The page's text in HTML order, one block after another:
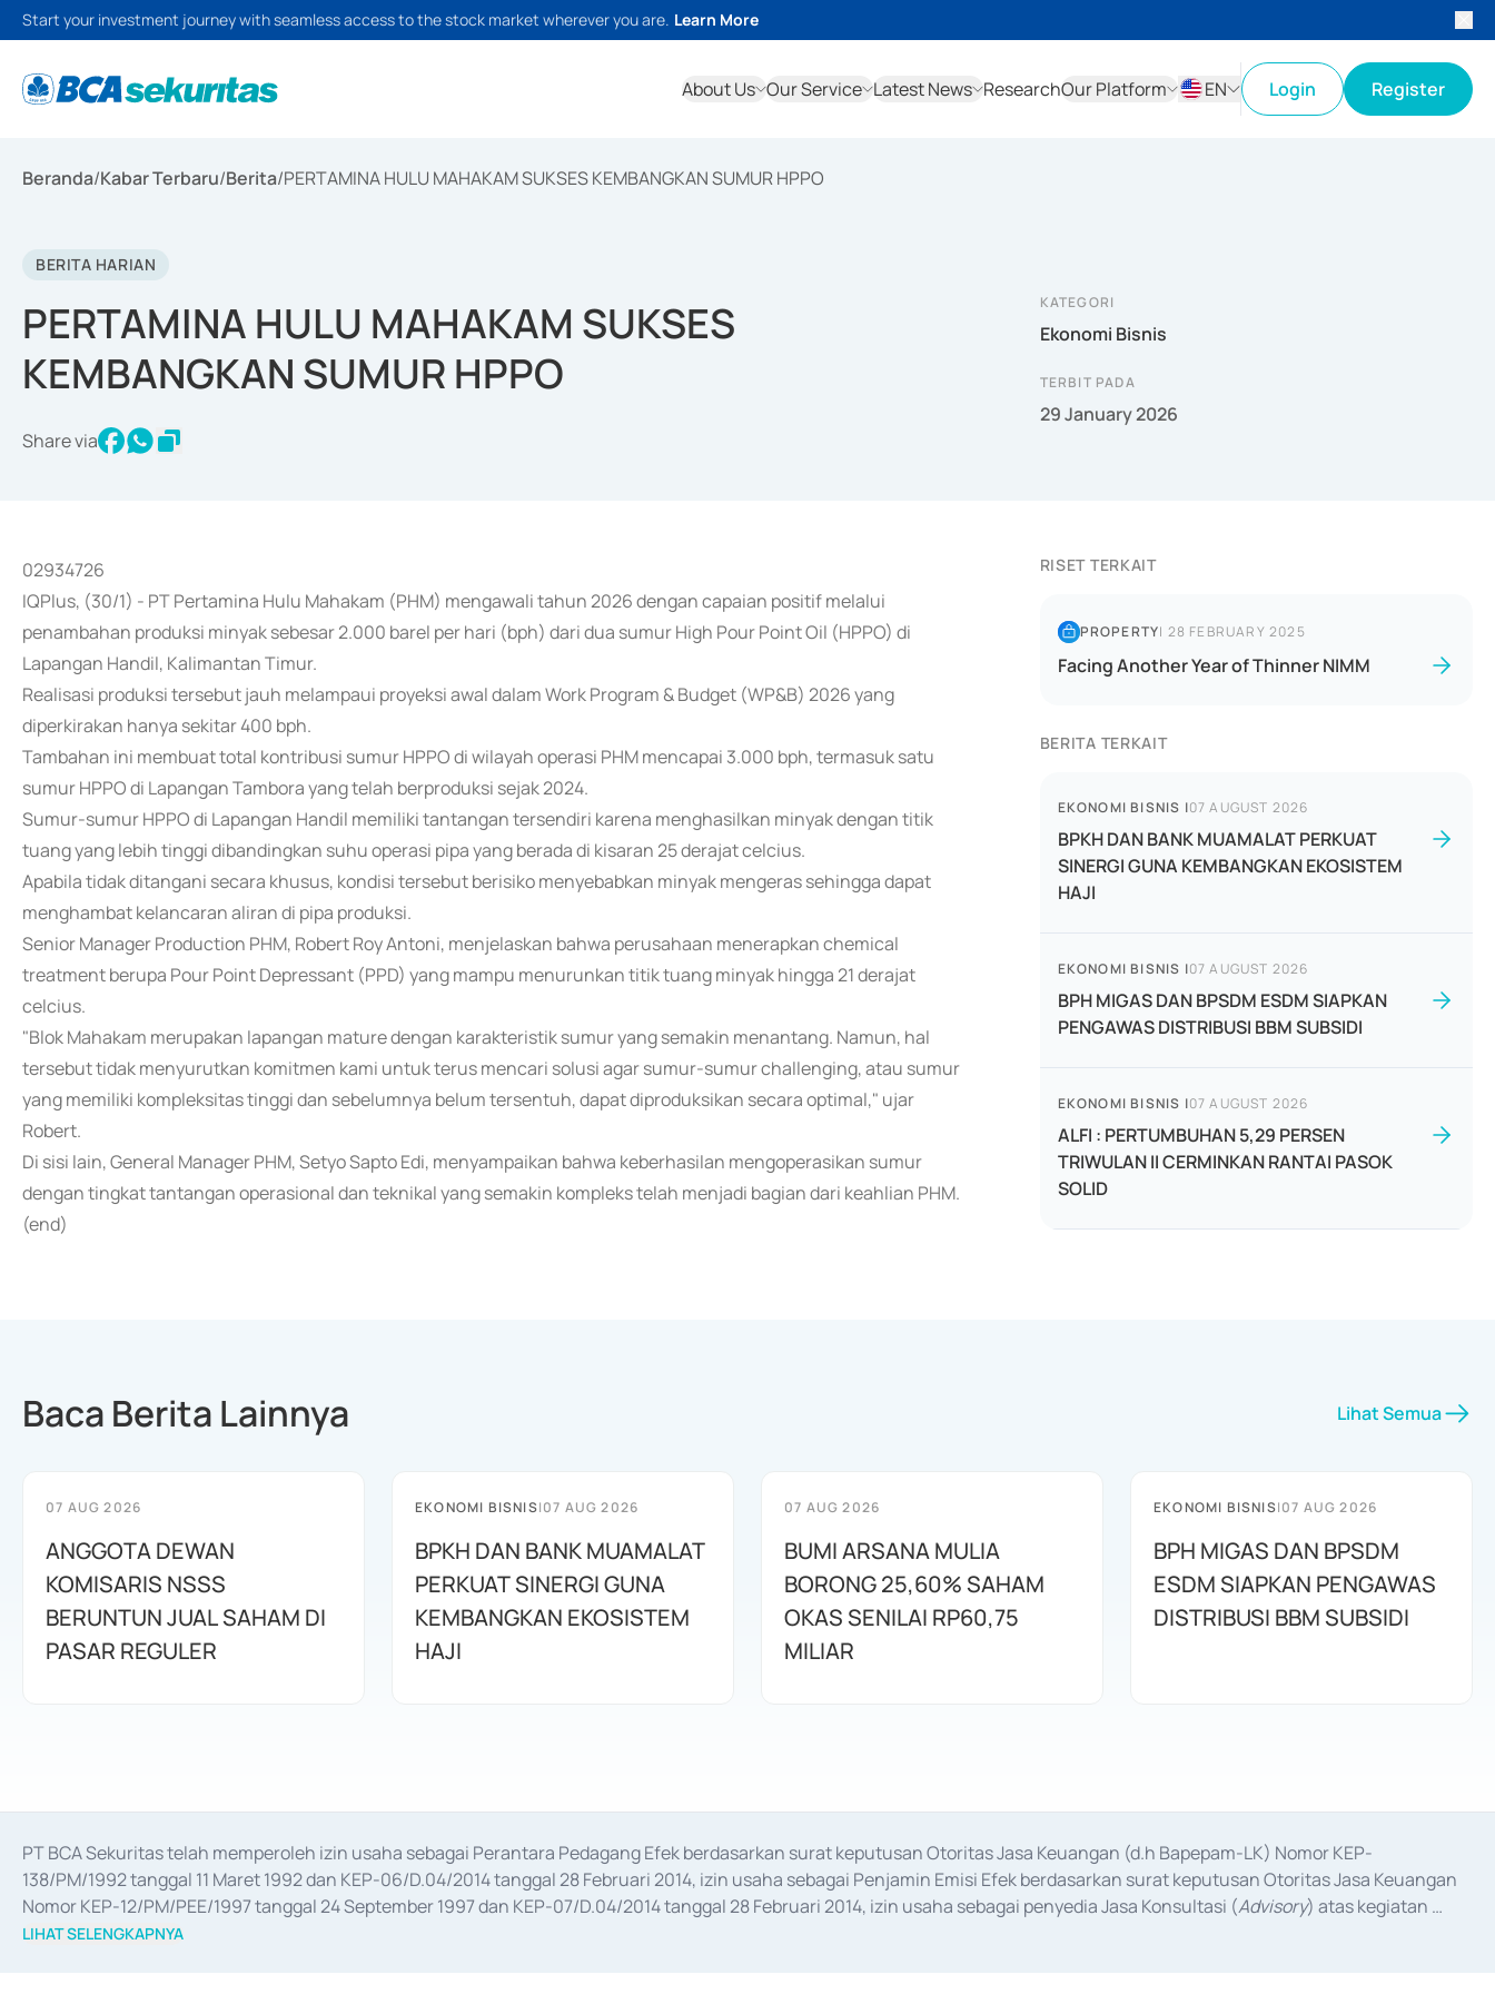
Start your investment journey with seamless access to the stock market wherever you are. Learn More
About Us Our Service Latest News ResearchOur Platform
EN
Login Register
Beranda/Kabar Terbaru/Berita/PERTAMINA HULU MAHAKAM SUKSES KEMBANGKAN SUMUR HPPO
BERITA HARIAN
PERTAMINA HULU MAHAKAM SUKSES
KEMBANGKAN SUMUR HPPO
Share via
KATEGORI
Ekonomi Bisnis
TERBIT PADA
29 January 2026
02934726
IQPlus, (30/1) - PT Pertamina Hulu Mahakam (PHM) mengawali tahun 2026 dengan capaian positif melalui
penambahan produksi minyak sebesar 2.000 barel per hari (bph) dari dua sumur High Pour Point Oil (HPPO) di
Lapangan Handil, Kalimantan Timur.
Realisasi produksi tersebut jauh melampaui proyeksi awal dalam Work Program & Budget (WP&B) 2026 yang
diperkirakan hanya sekitar 400 bph.
Tambahan ini membuat total kontribusi sumur HPPO di wilayah operasi PHM mencapai 3.000 bph, termasuk satu
sumur HPPO di Lapangan Tambora yang telah berproduksi sejak 2024.
Sumur-sumur HPPO di Lapangan Handil memiliki tantangan tersendiri karena menghasilkan minyak dengan titik
tuang yang lebih tinggi dibandingkan suhu operasi pipa yang berada di kisaran 25 derajat celcius.
Apabila tidak ditangani secara khusus, kondisi tersebut berisiko menyebabkan minyak mengeras sehingga dapat
menghambat kelancaran aliran di pipa produksi.
Senior Manager Production PHM, Robert Roy Antoni, menjelaskan bahwa perusahaan menerapkan chemical
treatment berupa Pour Point Depressant (PPD) yang mampu menurunkan titik tuang minyak hingga 21 derajat
celcius.
"Blok Mahakam merupakan lapangan mature dengan karakteristik sumur yang semakin menantang. Namun, hal
tersebut tidak menyurutkan komitmen kami untuk terus mencari solusi agar sumur-sumur challenging, atau sumur
yang memiliki kompleksitas tinggi dan sebelumnya belum tersentuh, dapat diproduksikan secara optimal," ujar
Robert.
Di sisi lain, General Manager PHM, Setyo Sapto Edi, menyampaikan bahwa keberhasilan mengoperasikan sumur
dengan tingkat tantangan operasional dan teknikal yang semakin kompleks telah menjadi bagian dari keahlian PHM.
(end)
RISET TERKAIT
PROPERTY| 28 FEBRUARY 2025
Facing Another Year of Thinner NIMM
BERITA TERKAIT
EKONOMI BISNIS |07 AUGUST 2026
BPKH DAN BANK MUAMALAT PERKUAT
SINERGI GUNA KEMBANGKAN EKOSISTEM
HAJI
EKONOMI BISNIS |07 AUGUST 2026
BPH MIGAS DAN BPSDM ESDM SIAPKAN
PENGAWAS DISTRIBUSI BBM SUBSIDI
EKONOMI BISNIS |07 AUGUST 2026
ALFI : PERTUMBUHAN 5,29 PERSEN
TRIWULAN II CERMINKAN RANTAI PASOK
SOLID
Baca Berita Lainnya Lihat Semua
07 AUG 2026
ANGGOTA DEWAN
KOMISARIS NSSS
BERUNTUN JUAL SAHAM DI
PASAR REGULER
EKONOMI BISNIS|07 AUG 2026
BPKH DAN BANK MUAMALAT
PERKUAT SINERGI GUNA
KEMBANGKAN EKOSISTEM
HAJI
07 AUG 2026
BUMI ARSANA MULIA
BORONG 25,60% SAHAM
OKAS SENILAI RP60,75
MILIAR
EKONOMI BISNIS|07 AUG 2026
BPH MIGAS DAN BPSDM
ESDM SIAPKAN PENGAWAS
DISTRIBUSI BBM SUBSIDI
PT BCA Sekuritas telah memperoleh izin usaha sebagai Perantara Pedagang Efek berdasarkan surat keputusan Otoritas Jasa Keuangan (d.h Bapepam-LK) Nomor KEP-
138/PM/1992 tanggal 11 Maret 1992 dan KEP-06/D.04/2014 tanggal 28 Februari 2014, izin usaha sebagai Penjamin Emisi Efek berdasarkan surat keputusan Otoritas Jasa Keuangan
Nomor KEP-12/PM/PEE/1997 tanggal 24 September 1997 dan KEP-07/D.04/2014 tanggal 28 Februari 2014, izin usaha sebagai penyedia Jasa Konsultasi (Advisory) atas kegiatan
merger, akuisisi, divestasi, dan
LIHAT SELENGKAPNYA